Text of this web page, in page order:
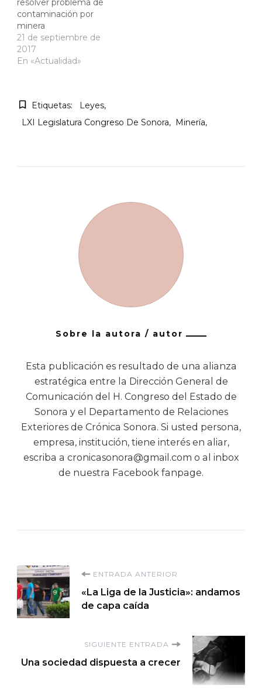
resolver problema de
contaminación por
minera
21 de septiembre de
2017
En «Actualidad»
Etiquetas:
Leyes
LXI Legislatura Congreso De Sonora
Minería
Sobre la autora / autor
Esta publicación es resultado de una alianza
estratégica entre la Dirección General de
Comunicación del H. Congreso del Estado de
Sonora y el Departamento de Relaciones
Exteriores de Crónica Sonora. Si usted persona,
empresa, institución, tiene interés en aliar,
escriba a cronicasonora@gmail.com o al inbox
de nuestra Facebook fanpage.
Navegación
de
entradas
ENTRADA ANTERIOR
«La Liga de la Justicia»: andamos
de capa caída
SIGUIENTE ENTRADA
Una sociedad dispuesta a crecer